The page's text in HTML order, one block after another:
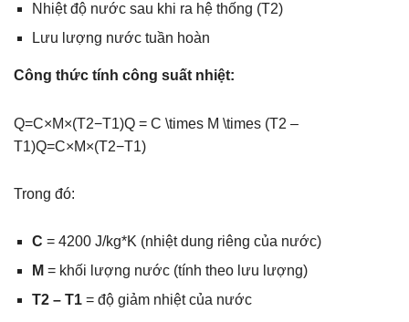
Nhiệt độ nước sau khi ra hệ thống (T2)
Lưu lượng nước tuần hoàn
Công thức tính công suất nhiệt:
Q=C×M×(T2−T1)Q = C \times M \times (T2 –
T1)Q=C×M×(T2−T1)
Trong đó:
C = 4200 J/kg*K (nhiệt dung riêng của nước)
M = khối lượng nước (tính theo lưu lượng)
T2 – T1 = độ giảm nhiệt của nước